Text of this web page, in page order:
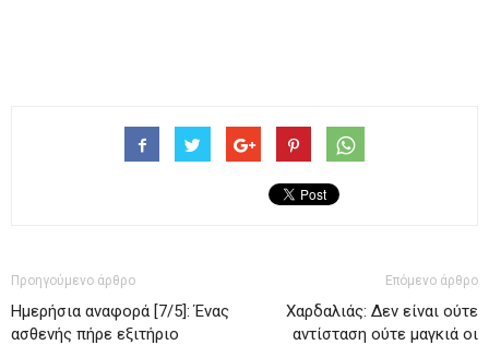
Προηγούμενο άρθρο
Ημερήσια αναφορά [7/5]: Ένας
ασθενής πήρε εξιτήριο
Επόμενο άρθρο
Χαρδαλιάς: Δεν είναι ούτε
αντίσταση ούτε μαγκιά οι